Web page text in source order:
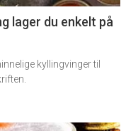
lager du enkelt på
kyllingvinger til